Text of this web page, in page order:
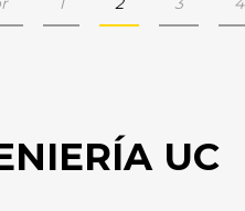
UC